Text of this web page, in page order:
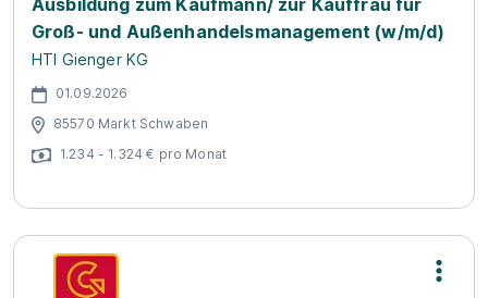
Ausbildung zum Kaufmann/ zur Kauffrau für
Groß- und Außenhandelsmanagement (w/m/d)
HTI Gienger KG
01.09.2026
85570 Markt Schwaben
1.234 - 1.324 € pro Monat